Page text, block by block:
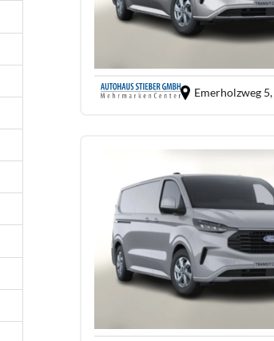
Emerholzweg 5,